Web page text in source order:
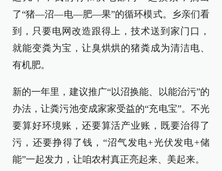
了“猪—沼—电—肥—果”的循环模式。乡亲们看
到，只要电网改造跟得上，技术送到家门口，
就能变粪为宝，让臭烘烘的猪粪成为清洁电、
有机肥。
新的一年里，建议推广“以沼换能、以能治污”的
办法，让粪污池变成家家受益的“充电宝”。不光
要算好环境账，还要算活产业账，既要治得了
污，还要挣得了钱，“沼气发电+光伏发电+储
能”一起发力，让咱农村真正亮起来、美起来。